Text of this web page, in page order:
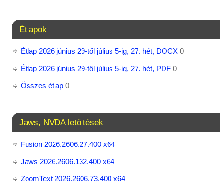
Étlapok
Étlap 2026 június 29-től július 5-ig, 27. hét, DOCX0
Étlap 2026 június 29-től július 5-ig, 27. hét, PDF0
Összes étlap0
Jaws, NVDA letöltések
Fusion 2026.2606.27.400 x64
Jaws 2026.2606.132.400 x64
ZoomText 2026.2606.73.400​ x64